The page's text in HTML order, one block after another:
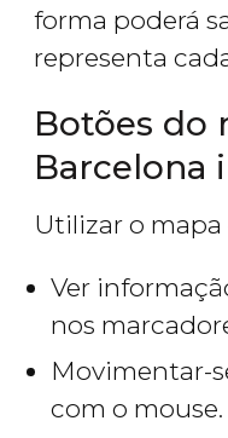
forma poderá
representa
Botões do
Barcelona
Utilizar o
Ver
nos
Movimentar-
com o mouse.